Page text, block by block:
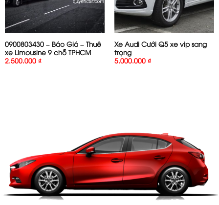
0900803430 – Báo Giá – Thuê
xe Limousine 9 chỗ TPHCM
2.500.000 ₫
Xe Audi Cưới Q5 xe vip sang
trọng
5.000.000 ₫